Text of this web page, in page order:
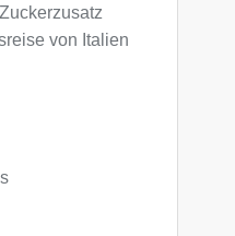
von Italien